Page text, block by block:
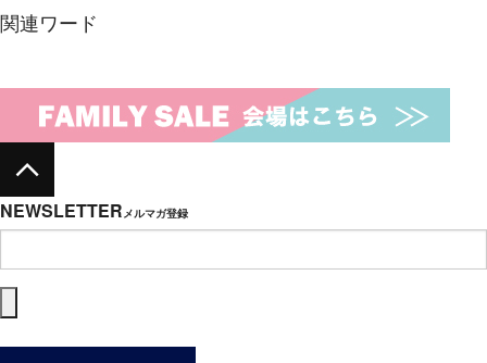
関連ワード
NEWSLETTERメルマガ登録